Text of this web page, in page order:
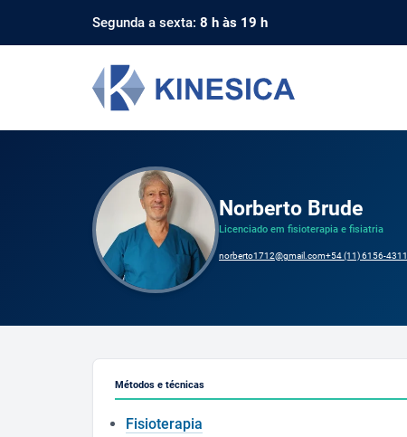
Segunda a sexta: 8 h às 19 h
Norberto Brude
Licenciado em fisioterapia e fisiatria
norberto1712@gmail.com+54 (11) 6156-4311
Métodos e técnicas
Fisioterapia